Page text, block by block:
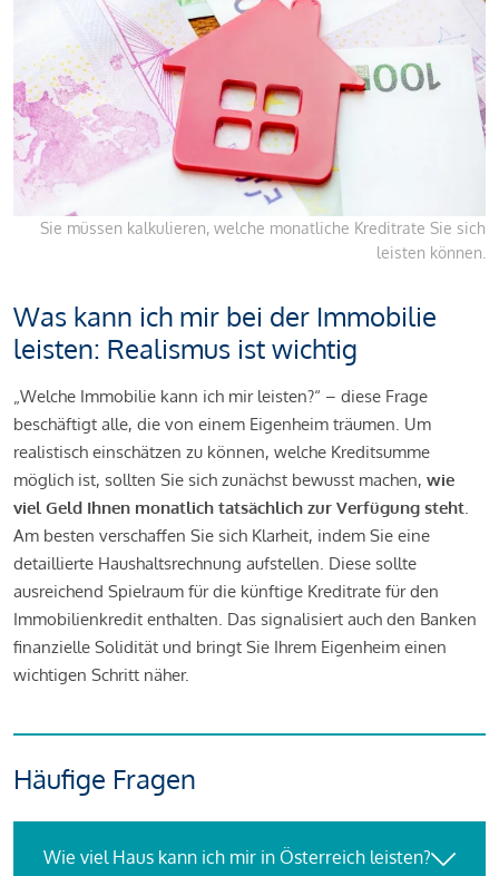
Sie müssen kalkulieren, welche monatliche Kreditrate Sie sich
leisten können.
Was kann ich mir bei der Immobilie
leisten: Realismus ist wichtig
„Welche Immobilie kann ich mir leisten?“ – diese Frage
beschäftigt alle, die von einem Eigenheim träumen. Um
realistisch einschätzen zu können, welche Kreditsumme
möglich ist, sollten Sie sich zunächst bewusst machen, wie
viel Geld Ihnen monatlich tatsächlich zur Verfügung steht.
Am besten verschaffen Sie sich Klarheit, indem Sie eine
detaillierte Haushaltsrechnung aufstellen. Diese sollte
ausreichend Spielraum für die künftige Kreditrate für den
Immobilienkredit enthalten. Das signalisiert auch den Banken
finanzielle Solidität und bringt Sie Ihrem Eigenheim einen
wichtigen Schritt näher.
Häufige Fragen
Wie viel Haus kann ich mir in Österreich leisten?